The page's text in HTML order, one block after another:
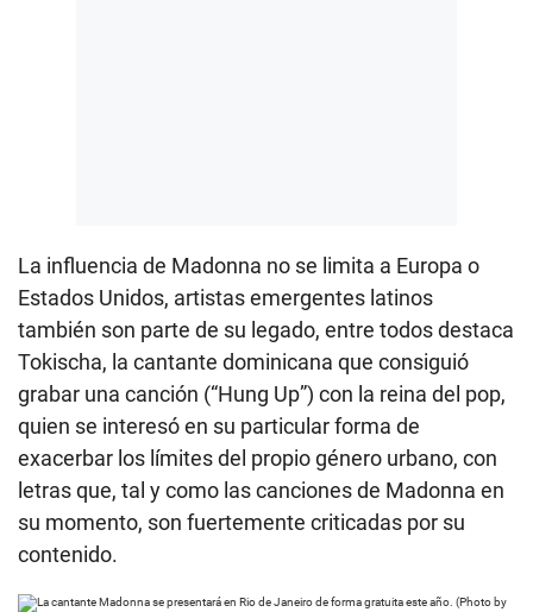
La influencia de Madonna no se limita a Europa o
Estados Unidos, artistas emergentes latinos
también son parte de su legado, entre todos destaca
Tokischa, la cantante dominicana que consiguió
grabar una canción (“Hung Up”) con la reina del pop,
quien se interesó en su particular forma de
exacerbar los límites del propio género urbano, con
letras que, tal y como las canciones de Madonna en
su momento, son fuertemente criticadas por su
contenido.